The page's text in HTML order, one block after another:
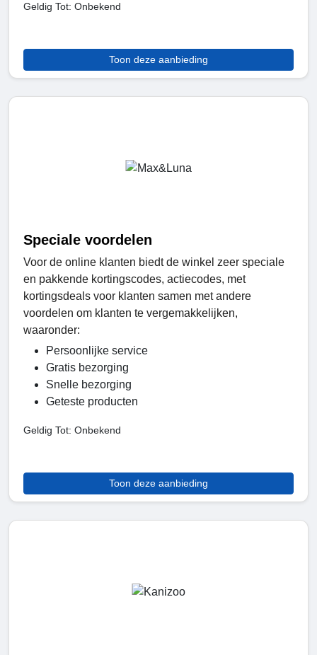
Geldig Tot: Onbekend
Toon deze aanbieding
Speciale voordelen
Voor de online klanten biedt de winkel zeer speciale
en pakkende kortingscodes, actiecodes, met
kortingsdeals voor klanten samen met andere
voordelen om klanten te vergemakkelijken,
waaronder:
Persoonlijke service
Gratis bezorging
Snelle bezorging
Geteste producten
Geldig Tot: Onbekend
Toon deze aanbieding